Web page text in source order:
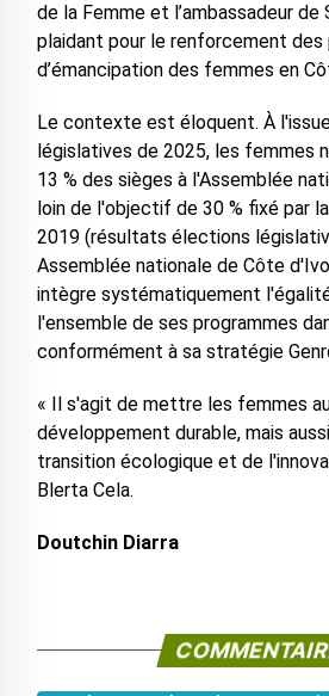
de la Femme et l’ambassadeur de
plaidant pour le renforcement des
d’émancipation des femmes en
Le contexte est éloquent. À
législatives de 2025, les femmes
13 % des sièges à l'Assemblée
loin de l'objectif de 30 % fixé par
2019 (résultats élections
Assemblée nationale de Côte
intègre systématiquement
l'ensemble de ses programmes
conformément à sa stratégie
« Il s'agit de mettre les femmes
développement durable, mais
transition écologique et de
Blerta Cela.
Doutchin Diarra